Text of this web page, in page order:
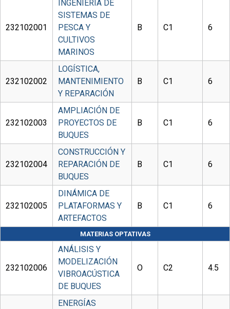
232102001
INGENIERÍA DE
SISTEMAS DE
PESCA Y
CULTIVOS
MARINOS
B C1 6
232102002
LOGÍSTICA,
MANTENIMIENTO
Y REPARACIÓN
B C1 6
232102003
AMPLIACIÓN DE
PROYECTOS DE
BUQUES
B C1 6
232102004
CONSTRUCCIÓN Y
REPARACIÓN DE
BUQUES
B C1 6
232102005
DINÁMICA DE
PLATAFORMAS Y
ARTEFACTOS
B C1 6
MATERIAS OPTATIVAS
232102006
ANÁLISIS Y
MODELIZACIÓN
VIBROACÚSTICA
DE BUQUES
O C2 4.5
ENERGÍAS